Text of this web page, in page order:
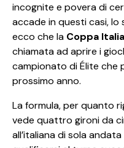
incognite e povera di
accade in questi casi,
ecco che la Coppa
chiamata ad aprire i
campionato di Élite che
prossimo anno.
La formula, per quanto
vede quattro gironi da
all’italiana di sola